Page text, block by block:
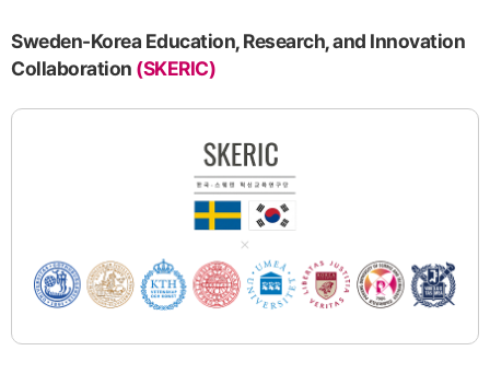
Sweden-Korea Education, Research, and Innovation
Collaboration (SKERIC)